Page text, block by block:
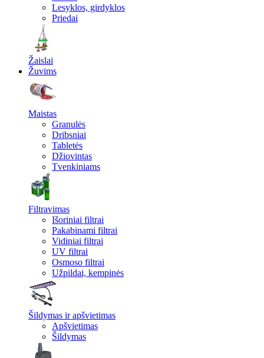
Lesyklos, girdyklos
Priedai
Žaislai
Žuvims
Maistas
Granulės
Dribsniai
Tabletės
Džiovintas
Tvenkiniams
Filtravimas
Išoriniai filtrai
Pakabinami filtrai
Vidiniai filtrai
UV filtrai
Osmoso filtrai
Užpildai, kempinės
Šildymas ir apšvietimas
Apšvietimas
Šildymas